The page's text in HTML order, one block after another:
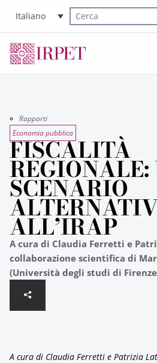
Italiano
Cerca nel sito
Rapporti
Economia pubblica
FISCALITÀ
REGIONALE:
SCENARIO
ALL’IRAP
A cura di Claudia Ferretti e
collaborazione scientifica di
(Università degli studi di
A cura di Claudia Ferretti e Patrizia